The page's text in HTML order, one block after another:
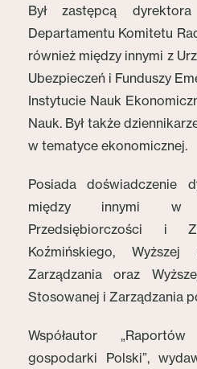
Był zastępcą
Departamentu Komitetu
również między innymi z
Ubezpieczeń i Funduszy
Instytucie Nauk
Nauk. Był także
w tematyce ekonomicznej.
Posiada doświadczenie
między innymi w
Przedsiębiorczości i
Koźmińskiego,
Zarządzania oraz
Stosowanej i Zarządzania
Współautor
gospodarki Polski”,